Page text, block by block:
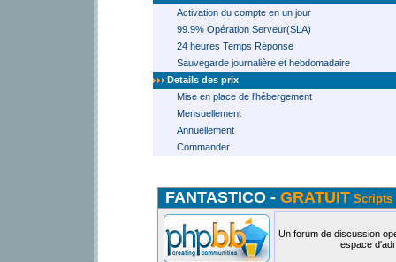
Activation du compte en un jour
99.9% Opération Serveur(SLA)
24 heures Temps Réponse
Sauvegarde journalière et hebdomadaire
Details des prix
Mise en place de l'hébergement
Mensuellement
Annuellement
Commander
FANTASTICO - GRATUIT Scripts
Un forum de discussion
espace